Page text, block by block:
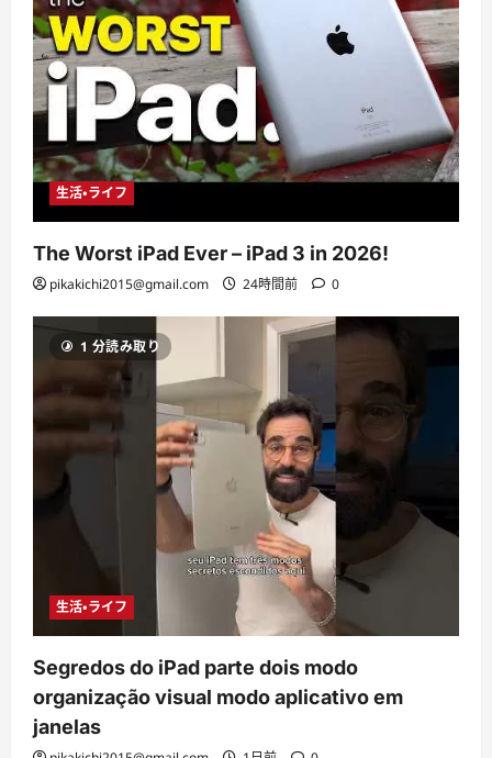
生活・ライフ
The Worst iPad Ever – iPad 3 in 2026!
pikakichi2015@gmail.com 24時間前 0
1 分読み取り
生活・ライフ
Segredos do iPad parte dois modo
organização visual modo aplicativo em
janelas